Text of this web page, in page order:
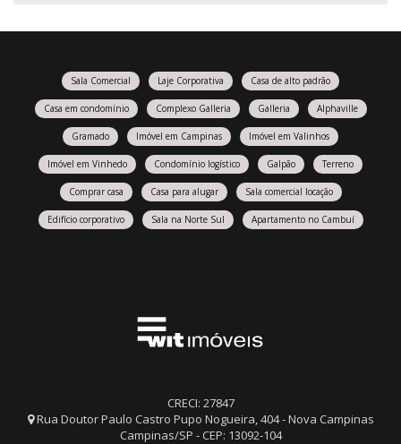
Sala Comercial Laje Corporativa Casa de alto padrão
Casa em condomínio Complexo Galleria Galleria Alphaville
Gramado Imóvel em Campinas Imóvel em Valinhos
Imóvel em Vinhedo Condomínio logístico Galpão Terreno
Comprar casa Casa para alugar Sala comercial locação
Edifício corporativo Sala na Norte Sul Apartamento no Cambuí
CRECI: 27847
Rua Doutor Paulo Castro Pupo Nogueira, 404 - Nova Campinas
Campinas/SP - CEP: 13092-104